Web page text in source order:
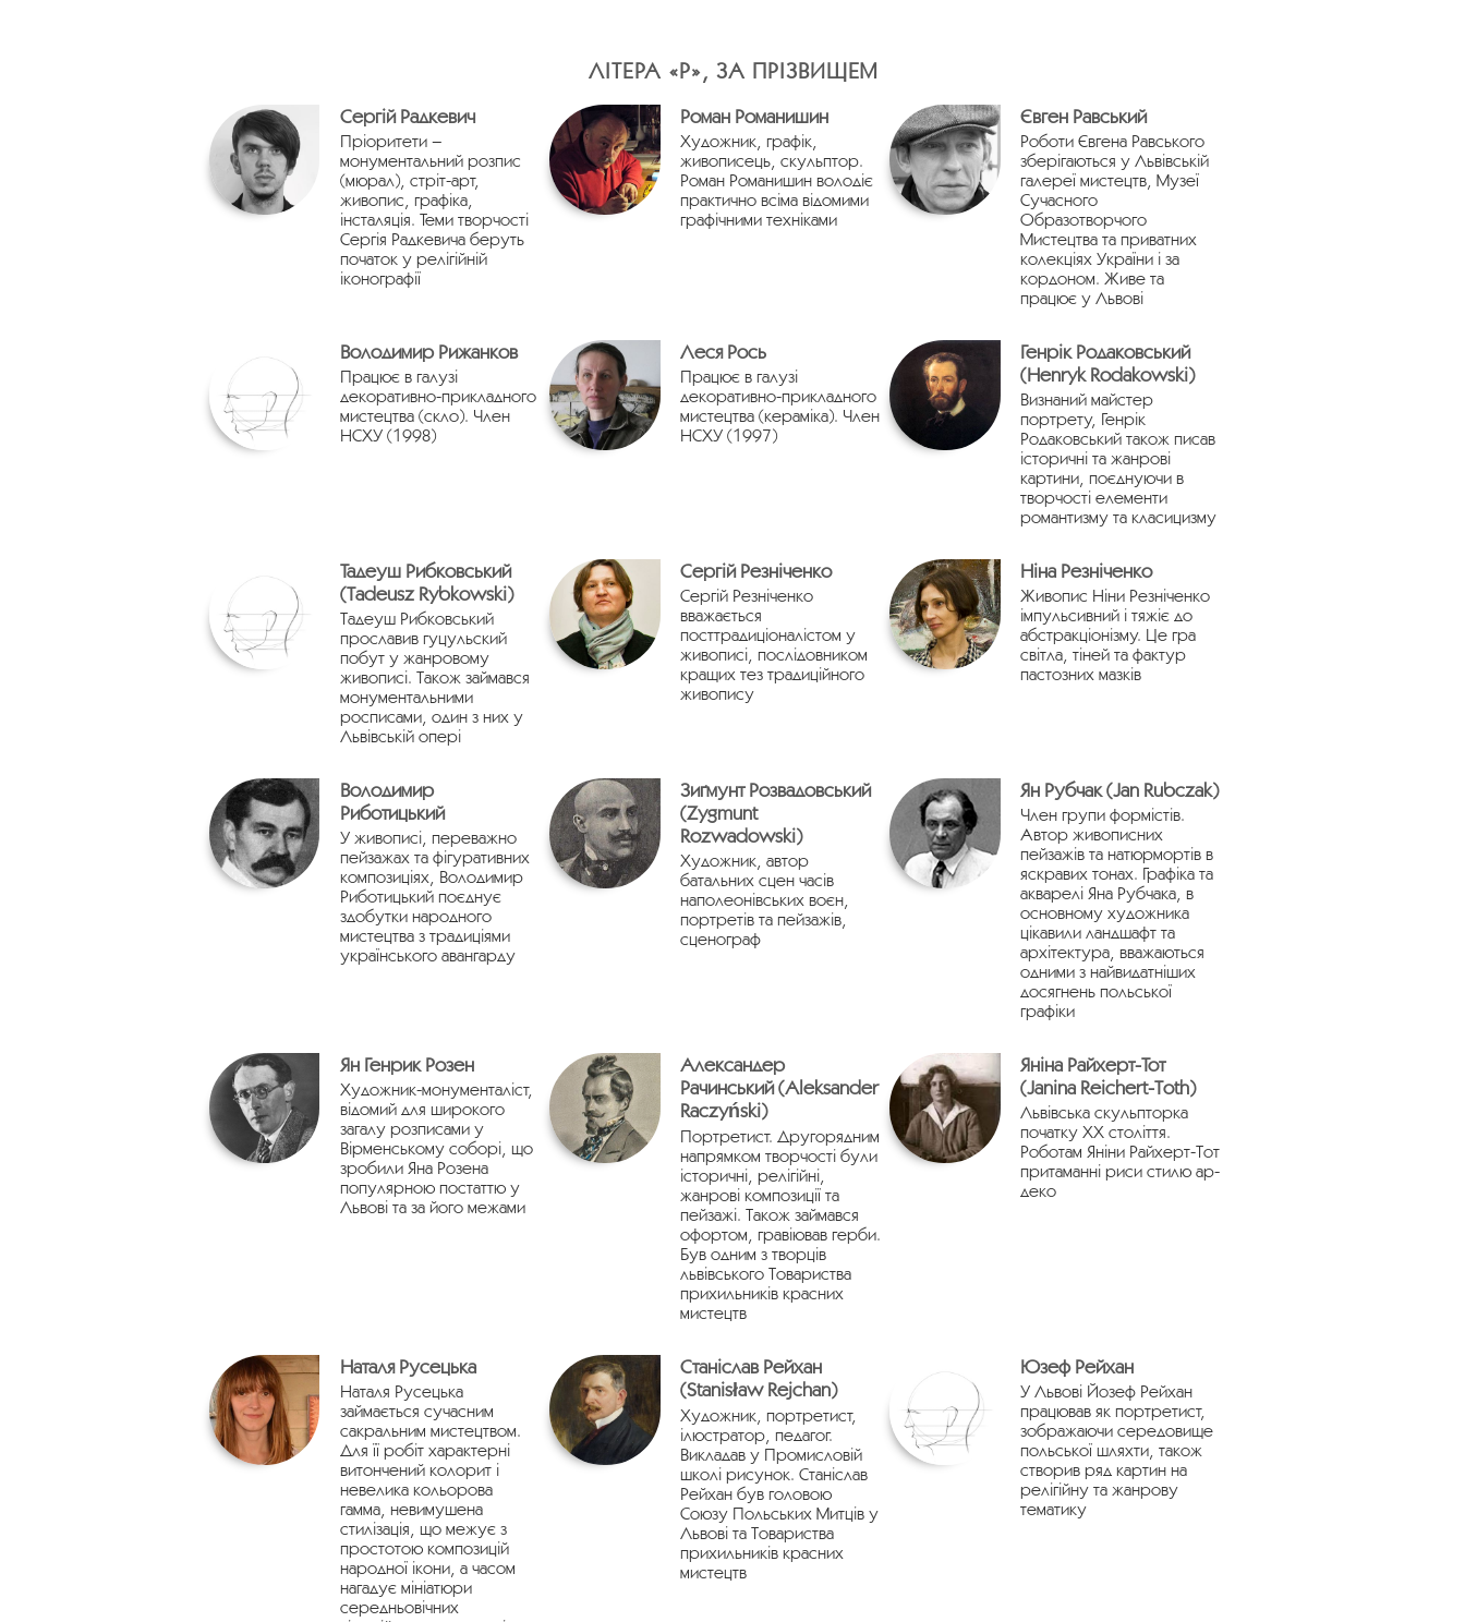
ЛІТЕРА «Р», ЗА ПРІЗВИЩЕМ
Сергій Радкевич
Пріоритети –
монументальний розпис
(мюрал), стріт-арт,
живопис, графіка,
інсталяція. Теми творчості
Сергія Радкевича беруть
початок у релігійній
іконографії
Роман Романишин
Художник, графік,
живописець, скульптор.
Роман Романишин володіє
практично всіма відомими
графічними техніками
Євген Равський
Роботи Євгена Равського
зберігаються у Львівській
галереї мистецтв, Музеї
Сучасного
Образотворчого
Мистецтва та приватних
колекціях України і за
кордоном. Живе та
працює у Львові
Володимир Рижанков
Працює в галузі
декоративно-прикладного
мистецтва (скло). Член
НСХУ (1998)
Леся Рось
Працює в галузі
декоративно-прикладного
мистецтва (кераміка). Член
НСХУ (1997)
Генрік Родаковський
(Henryk Rodakowski)
Визнаний майстер
портрету, Генрік
Родаковський також писав
історичні та жанрові
картини, поєднуючи в
творчості елементи
романтизму та класицизму
Тадеуш Рибковський
(Tadeusz Rybkowski)
Тадеуш Рибковський
прославив гуцульский
побут у жанровому
живописі. Також займався
монументальними
росписами, один з них у
Львівській опері
Сергій Резніченко
Сергій Резніченко
вважається
посттрадиціоналістом у
живописі, послідовником
кращих тез традиційного
живопису
Ніна Резніченко
Живопис Ніни Резніченко
імпульсивний і тяжіє до
абстракціонізму. Це гра
світла, тіней та фактур
пастозних мазків
Володимир
Риботицький
У живописі, переважно
пейзажах та фігуративних
композиціях, Володимир
Риботицький поєднує
здобутки народного
мистецтва з традиціями
українського авангарду
Зиґмунт Розвадовський
(Zygmunt
Rozwadowski)
Художник, автор
батальних сцен часів
наполеонівських воєн,
портретів та пейзажів,
сценограф
Ян Рубчак (Jan Rubczak)
Член групи формістів.
Автор живописних
пейзажів та натюрмортів в
яскравих тонах. Графіка та
акварелі Яна Рубчака, в
основному художника
цікавили ландшафт та
архітектура, вважаються
одними з найвидатніших
досягнень польської
графіки
Ян Генрик Розен
Художник-монументаліст,
відомий для широкого
загалу розписами у
Вірменському соборі, що
зробили Яна Розена
популярною постаттю у
Львові та за його межами
Александер
Рачинський (Aleksander
Raczyński)
Портретист. Другорядним
напрямком творчості були
історичні, релігійні,
жанрові композиції та
пейзажі. Також займався
офортом, гравіював герби.
Був одним з творців
львівського Товариства
прихильників красних
мистецтв
Яніна Райхерт-Тот
(Janina Reichert-Toth)
Львівська скульпторка
початку ХХ століття.
Роботам Яніни Райхерт-Тот
притаманні риси стилю ар-
деко
Наталя Русецька
Наталя Русецька
займається сучасним
сакральним мистецтвом.
Для її робіт характерні
витончений колорит і
невелика кольорова
гамма, невимушена
стилізація, що межує з
простотою композицій
народної ікони, а часом
нагадує мініатюри
середньовічних
Станіслав Рейхан
(Stanisław Rejchan)
Художник, портретист,
ілюстратор, педагог.
Викладав у Промисловій
школі рисунок. Станіслав
Рейхан був головою
Союзу Польських Митців у
Львові та Товариства
прихильників красних
мистецтв
Юзеф Рейхан
У Львові Йозеф Рейхан
працював як портретист,
зображаючи середовище
польської шляхти, також
створив ряд картин на
релігійну та жанрову
тематику